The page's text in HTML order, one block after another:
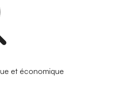
et économique